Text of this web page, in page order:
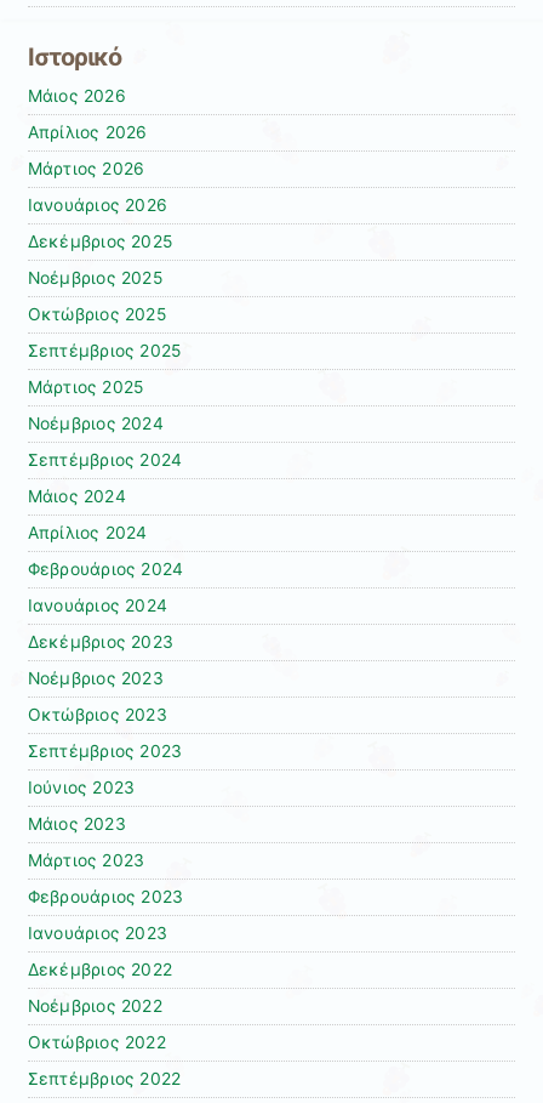
Ιστορικό
Μάιος 2026
Απρίλιος 2026
Μάρτιος 2026
Ιανουάριος 2026
Δεκέμβριος 2025
Νοέμβριος 2025
Οκτώβριος 2025
Σεπτέμβριος 2025
Μάρτιος 2025
Νοέμβριος 2024
Σεπτέμβριος 2024
Μάιος 2024
Απρίλιος 2024
Φεβρουάριος 2024
Ιανουάριος 2024
Δεκέμβριος 2023
Νοέμβριος 2023
Οκτώβριος 2023
Σεπτέμβριος 2023
Ιούνιος 2023
Μάιος 2023
Μάρτιος 2023
Φεβρουάριος 2023
Ιανουάριος 2023
Δεκέμβριος 2022
Νοέμβριος 2022
Οκτώβριος 2022
Σεπτέμβριος 2022